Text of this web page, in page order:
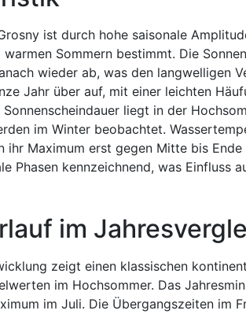
ist durch hohe saisonale
Sommern bestimmt. Die
wieder ab, was den langwelligen
Jahr über auf, mit einer leichten
liegt in der
im Winter beobachtet.
ihr Maximum erst gegen Mitte bis
Phasen kennzeichnend, was Einfluss
im
zeigt einen klassischen
im Hochsommer. Das
im Juli. Die Übergangszeiten im